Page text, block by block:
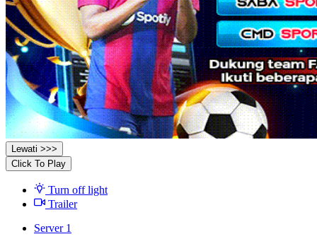
Lewati >>>
Click To Play
Turn off light
Trailer
Server 1